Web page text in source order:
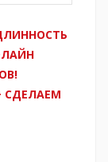
СДЕЛАЕМ